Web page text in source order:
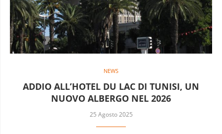
NEWS
ADDIO ALL’HOTEL DU LAC DI TUNISI, UN
NUOVO ALBERGO NEL 2026
25 Agosto 2025